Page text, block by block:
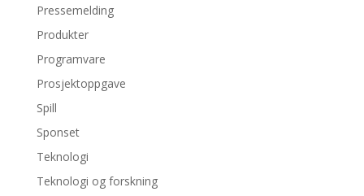
Pressemelding
Produkter
Programvare
Prosjektoppgave
Spill
Sponset
Teknologi
Teknologi og forskning